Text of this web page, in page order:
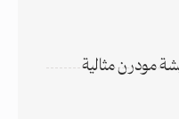
مودرن مثالية